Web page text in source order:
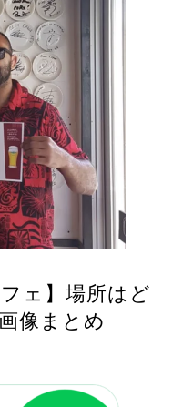
ェ】場所はど
像まとめ